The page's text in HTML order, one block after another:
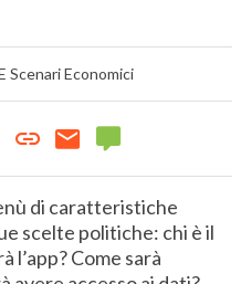
Scenari Economici
di caratteristiche
scelte politiche: chi è il
l’app? Come sarà